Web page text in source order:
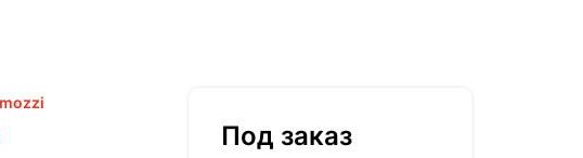
Под заказ